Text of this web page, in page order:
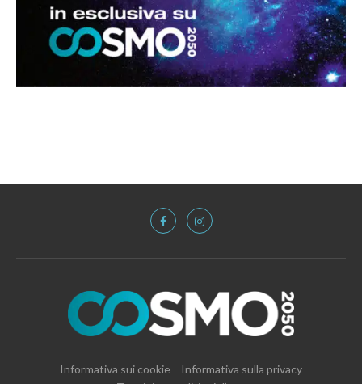
Informativa sui cookie
Informativa sulla privacy